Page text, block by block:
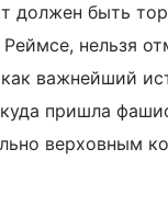
должен быть
нельзя
важнейший
пришла
верховным